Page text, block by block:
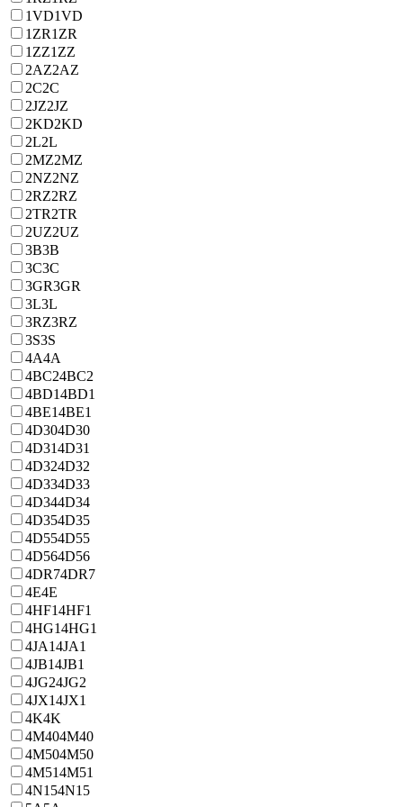
1VD1VD
1ZR1ZR
1ZZ1ZZ
2AZ2AZ
2C2C
2JZ2JZ
2KD2KD
2L2L
2MZ2MZ
2NZ2NZ
2RZ2RZ
2TR2TR
2UZ2UZ
3B3B
3C3C
3GR3GR
3L3L
3RZ3RZ
3S3S
4A4A
4BC24BC2
4BD14BD1
4BE14BE1
4D304D30
4D314D31
4D324D32
4D334D33
4D344D34
4D354D35
4D554D55
4D564D56
4DR74DR7
4E4E
4HF14HF1
4HG14HG1
4JA14JA1
4JB14JB1
4JG24JG2
4JX14JX1
4K4K
4M404M40
4M504M50
4M514M51
4N154N15